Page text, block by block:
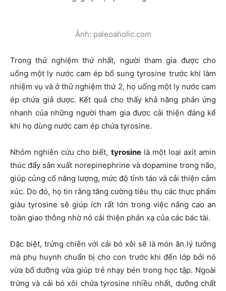
Ảnh: paleoaholic.com
Trong thử nghiệm thứ nhất, người tham gia được cho
uống một ly nước cam ép bổ sung tyrosine trước khi làm
nhiệm vụ và ở thử nghiệm thứ 2, họ uống một ly nước cam
ép chứa giả dược. Kết quả cho thấy khả năng phản ứng
nhanh của những người tham gia được cải thiện đáng kể
khi họ dùng nước cam ép chứa tyrosine.
Nhóm nghiên cứu cho biết, tyrosinelà một loại axít amin
thúc đẩy sản xuất norepinephrine và dopamine trong não,
giúp củng cố năng lượng, mức độ tỉnh táo và cải thiện cảm
xúc. Do đó, họ tin rằng tăng cường tiêu thụ các thực phẩm
giàu tyrosine sẽ giúp ích rất lớn trong việc nâng cao an
toàn giao thông nhờ nó cải thiện phản xạ của các bác tài.
Đặc biệt, trứng chiên với cải bó xôi sẽ là món ăn lý tưởng
mà phụ huynh chuẩn bị cho con trước khi đến lớp bởi nó
vừa bổ dưỡng vừa giúp trẻ nhạy bén trong học tập. Ngoài
trứng và cải bó xôi chứa tyrosine nhiều nhất, dưỡng chất